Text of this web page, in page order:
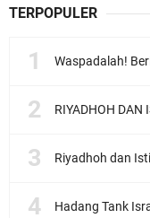
TERPOPULER
Waspadalah! Berikut
RIYADHOH DAN ISTIGHOTSAH MWC
Riyadhoh dan Istighotsah MWC
Hadang Tank